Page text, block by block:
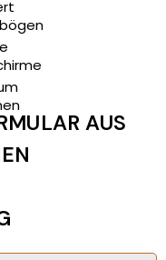
AUS